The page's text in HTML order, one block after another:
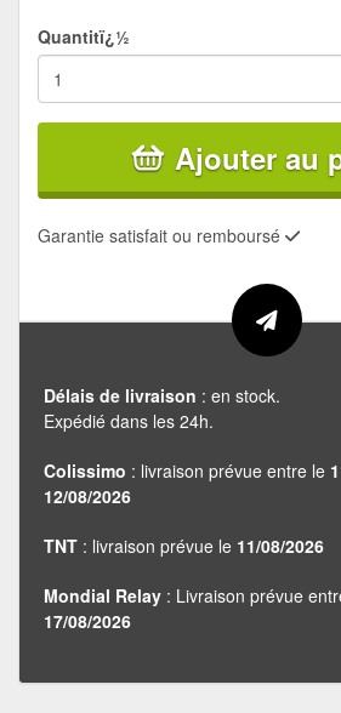
Quantitï¿½
Ajouter au
Garantie satisfait ou remboursé
Délais de livraison : en stock.
Expédié dans les 24h.
Colissimo : livraison prévue entre le
12/08/2026
TNT : livraison prévue le 11/08/2026
Mondial Relay : Livraison prévue
17/08/2026